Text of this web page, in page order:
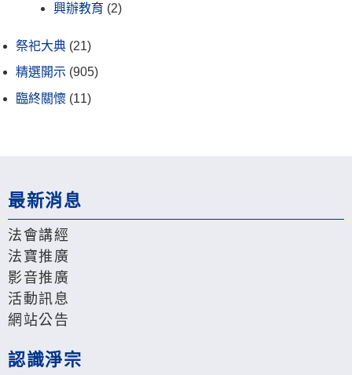
興辦教育 (2)
祭祀大典 (21)
精選開示 (905)
臨終關懷 (11)
最新消息
法會講經
法寶推廣
影音推廣
活動訊息
網站公告
認識淨宗